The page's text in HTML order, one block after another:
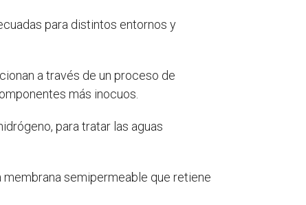
para distintos entornos y
a través de un proceso de
más inocuos.
para tratar las aguas
semipermeable que retiene